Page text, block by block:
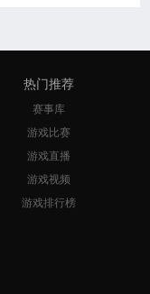
热门推荐
赛事库
游戏比赛
游戏直播
游戏视频
游戏排行榜